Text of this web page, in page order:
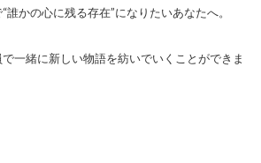
かの心に残る存在”になりたいあなたへ。
一緒に新しい物語を紡いでいくことができま